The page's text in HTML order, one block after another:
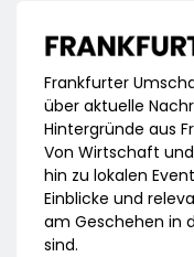
Frankfurter
über aktuelle
Hintergründe aus
Von Wirtschaft
hin zu lokalen
Einblicke und
am Geschehen in
sind.